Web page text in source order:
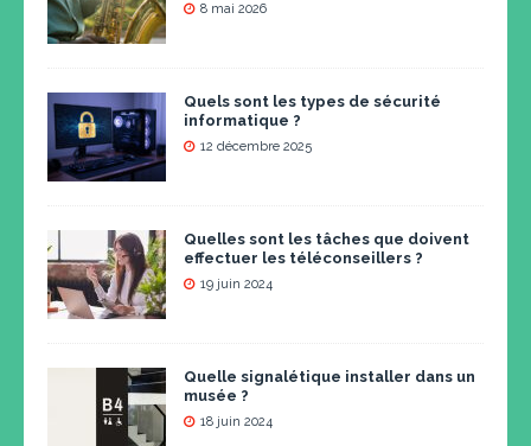
8 mai 2026
Quels sont les types de sécurité
informatique ?
12 décembre 2025
Quelles sont les tâches que doivent
effectuer les téléconseillers ?
19 juin 2024
Quelle signalétique installer dans un
musée ?
18 juin 2024